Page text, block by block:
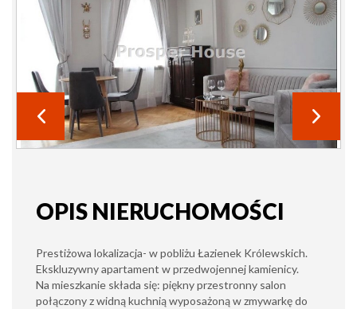
OPIS NIERUCHOMOŚCI
Prestiżowa lokalizacja- w pobliżu Łazienek Królewskich.
Ekskluzywny apartament w przedwojennej kamienicy.
Na mieszkanie składa się: piękny przestronny salon
połączony z widną kuchnią wyposażoną w zmywarkę do